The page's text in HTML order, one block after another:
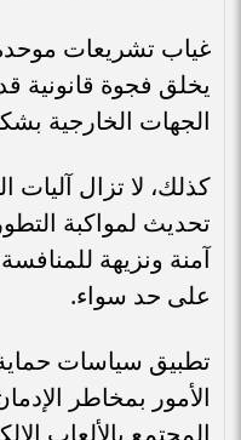
غياب تشريعات
يخلق فجوة قانونية
الجهات الخارجية
كذلك، لا تزال آليات
تحديث لمواكبة
آمنة ونزيهة
على حد سواء.
تطبيق سياسات
الأمور بمخاطر
المجتمع بالألعاب